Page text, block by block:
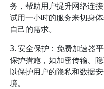
务，帮助用户提升网络连
试用一小时的服务来切身
自己的需求。
3. 安全保护：免费加速器
保护措施，如加密传输、
以保护用户的隐私和数据
境。